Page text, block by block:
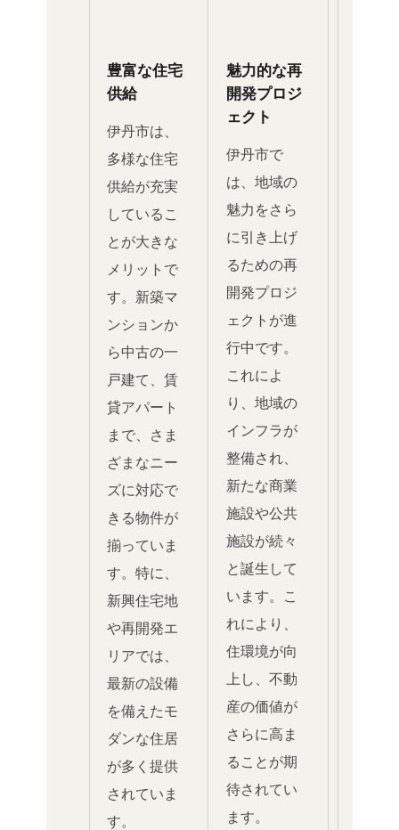
豊富な住宅
供給
伊丹市は、
多様な住宅
供給が充実
しているこ
とが大きな
メリットで
す。新築マ
ンションか
ら中古の一
戸建て、賃
貸アパート
まで、さま
ざまなニー
ズに対応で
きる物件が
揃っていま
す。特に、
新興住宅地
や再開発エ
リアでは、
最新の設備
を備えたモ
ダンな住居
が多く提供
されていま
す。
魅力的な再
開発プロジ
ェクト
伊丹市で
は、地域の
魅力をさら
に引き上げ
るための再
開発プロジ
ェクトが進
行中です。
これによ
り、地域の
インフラが
整備され、
新たな商業
施設や公共
施設が続々
と誕生して
います。こ
れにより、
住環境が向
上し、不動
産の価値が
さらに高ま
ることが期
待されてい
ます。